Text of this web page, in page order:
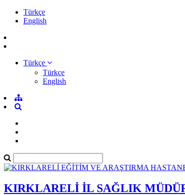
Türkçe
English
Türkçe
Türkçe
English
KIRKLARELİ İL SAĞLIK